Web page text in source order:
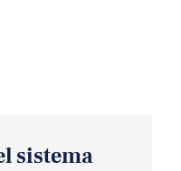
sistema